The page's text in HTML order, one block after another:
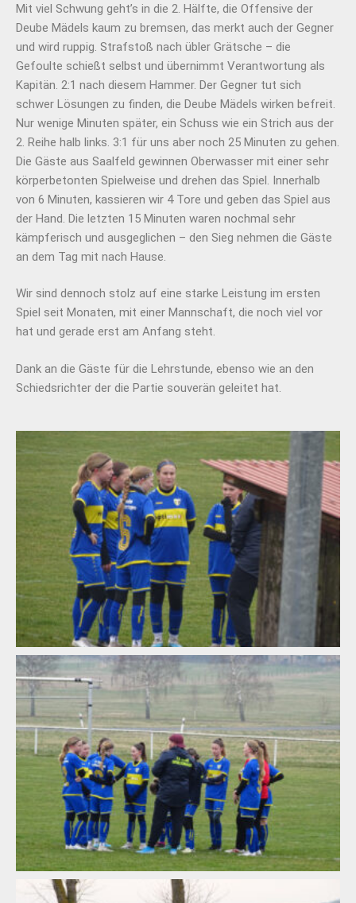
Mit viel Schwung geht’s in die 2. Hälfte, die Offensive der
Deube Mädels kaum zu bremsen, das merkt auch der Gegner
und wird ruppig. Strafstoß nach übler Grätsche – die
Gefoulte schießt selbst und übernimmt Verantwortung als
Kapitän. 2:1 nach diesem Hammer. Der Gegner tut sich
schwer Lösungen zu finden, die Deube Mädels wirken befreit.
Nur wenige Minuten später, ein Schuss wie ein Strich aus der
2. Reihe halb links. 3:1 für uns aber noch 25 Minuten zu gehen.
Die Gäste aus Saalfeld gewinnen Oberwasser mit einer sehr
körperbetonten Spielweise und drehen das Spiel. Innerhalb
von 6 Minuten, kassieren wir 4 Tore und geben das Spiel aus
der Hand. Die letzten 15 Minuten waren nochmal sehr
kämpferisch und ausgeglichen – den Sieg nehmen die Gäste
an dem Tag mit nach Hause.
Wir sind dennoch stolz auf eine starke Leistung im ersten
Spiel seit Monaten, mit einer Mannschaft, die noch viel vor
hat und gerade erst am Anfang steht.
Dank an die Gäste für die Lehrstunde, ebenso wie an den
Schiedsrichter der die Partie souverän geleitet hat.